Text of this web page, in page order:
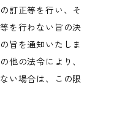
訂正等を行い、そ
を行わない旨の決
旨を通知いたしま
他の法令により、
い場合は、この限